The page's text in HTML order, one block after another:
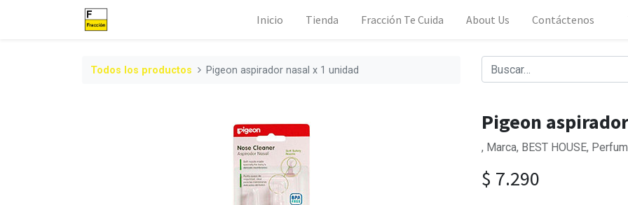
Inicio Tienda Fracción Te Cuida About Us Contáctenos
Todos los productos Pigeon aspirador nasal x 1 unidad
Pigeon
, Marca, BEST HOUSE,
$ 7.290